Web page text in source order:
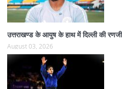
उत्तराखण्ड के आयुष के हाथ में दिल्ली की
August 03, 2026